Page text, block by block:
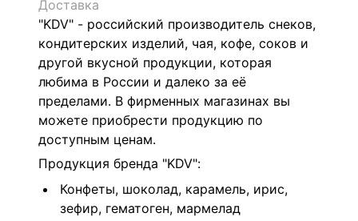
Доставка
"KDV" - российский производитель снеков,
кондитерских изделий, чая, кофе, соков и
другой вкусной продукции, которая
любима в России и далеко за её
пределами. В фирменных магазинах вы
можете приобрести продукцию по
доступным ценам.
Продукция бренда "KDV":
Конфеты, шоколад, карамель, ирис,
зефир, гематоген, мармелад